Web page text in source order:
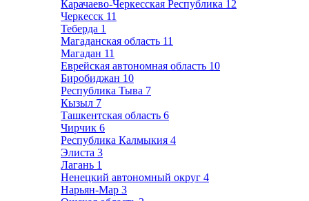
Карачаево-Черкесская Республика 12
Черкесск 11
Теберда 1
Магаданская область 11
Магадан 11
Еврейская автономная область 10
Биробиджан 10
Республика Тыва 7
Кызыл 7
Ташкентская область 6
Чирчик 6
Республика Калмыкия 4
Элиста 3
Лагань 1
Ненецкий автономный округ 4
Нарьян-Мар 3